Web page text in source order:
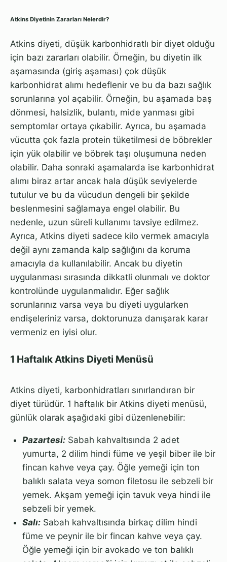
Atkins Diyetinin Zararları Nelerdir?
Atkins diyeti, düşük karbonhidratlı bir diyet olduğu
için bazı zararları olabilir. Örneğin, bu diyetin ilk
aşamasında (giriş aşaması) çok düşük
karbonhidrat alımı hedeflenir ve bu da bazı sağlık
sorunlarına yol açabilir. Örneğin, bu aşamada baş
dönmesi, halsizlik, bulantı, mide yanması gibi
semptomlar ortaya çıkabilir. Ayrıca, bu aşamada
vücutta çok fazla protein tüketilmesi de böbrekler
için yük olabilir ve böbrek taşı oluşumuna neden
olabilir. Daha sonraki aşamalarda ise karbonhidrat
alımı biraz artar ancak hala düşük seviyelerde
tutulur ve bu da vücudun dengeli bir şekilde
beslenmesini sağlamaya engel olabilir. Bu
nedenle, uzun süreli kullanımı tavsiye edilmez.
Ayrıca, Atkins diyeti sadece kilo vermek amacıyla
değil aynı zamanda kalp sağlığını da koruma
amacıyla da kullanılabilir. Ancak bu diyetin
uygulanması sırasında dikkatli olunmalı ve doktor
kontrolünde uygulanmalıdır. Eğer sağlık
sorunlarınız varsa veya bu diyeti uygularken
endişeleriniz varsa, doktorunuza danışarak karar
vermeniz en iyisi olur.
1 Haftalık Atkins Diyeti Menüsü
Atkins diyeti, karbonhidratları sınırlandıran bir
diyet türüdür. 1 haftalık bir Atkins diyeti menüsü,
günlük olarak aşağıdaki gibi düzenlenebilir:
Pazartesi: Sabah kahvaltısında 2 adet
yumurta, 2 dilim hindi füme ve yeşil biber ile bir
fincan kahve veya çay. Öğle yemeği için ton
balıklı salata veya somon filetosu ile sebzeli bir
yemek. Akşam yemeği için tavuk veya hindi ile
sebzeli bir yemek.
Salı: Sabah kahvaltısında birkaç dilim hindi
füme ve peynir ile bir fincan kahve veya çay.
Öğle yemeği için bir avokado ve ton balıklı